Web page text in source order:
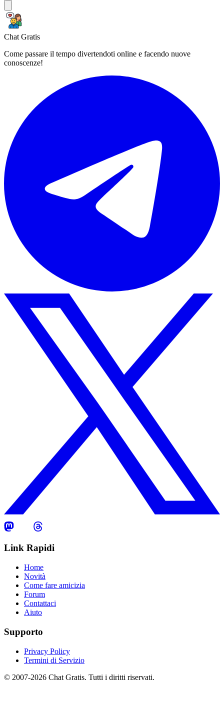
Chat Gratis
Come passare il tempo divertendoti online e facendo nuove
conoscenze!
Link Rapidi
Home
Novità
Come fare amicizia
Forum
Contattaci
Aiuto
Supporto
Privacy Policy
Termini di Servizio
© 2007-2026 Chat Gratis. Tutti i diritti riservati.